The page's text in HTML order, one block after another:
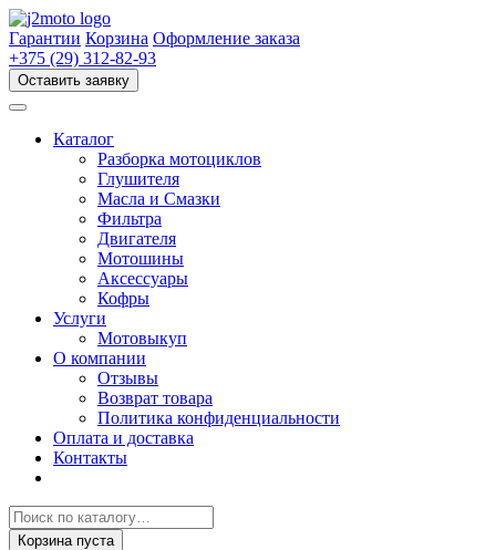
Перейти
к
содержимому
Гарантии Корзина Оформление заказа
+375 (29) 312-82-93
Оставить заявку
Каталог
Разборка мотоциклов
Глушителя
Масла и Смазки
Фильтра
Двигателя
Мотошины
Аксессуары
Кофры
Услуги
Мотовыкуп
О компании
Отзывы
Возврат товара
Политика конфиденциальности
Оплата и доставка
Контакты
Поиск
товаров
Корзина пуста